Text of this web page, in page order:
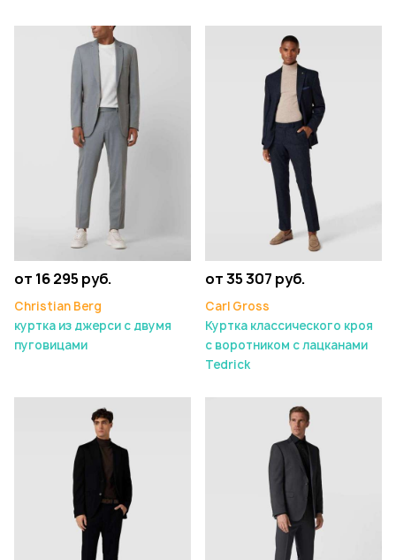
от 16 295 руб.
Christian Berg
куртка из джерси с двумя
пуговицами
от 35 307 руб.
Carl Gross
Куртка классического кроя
с воротником с лацканами
Tedrick